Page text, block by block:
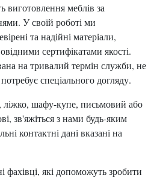
виготовлення меблів за
У своїй роботі ми
та надійні матеріали,
сертифікатами якості.
на тривалий термін служби, не
спеціального догляду.
шафу-купе, письмовий або
зв'яжіться з нами будь-яким
контактні дані вказані на
фахівці, які допоможуть зробити